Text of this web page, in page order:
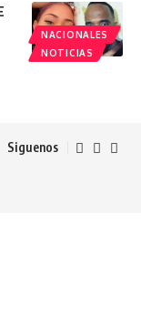
NACIONALES
NOTICIAS
Siguenos